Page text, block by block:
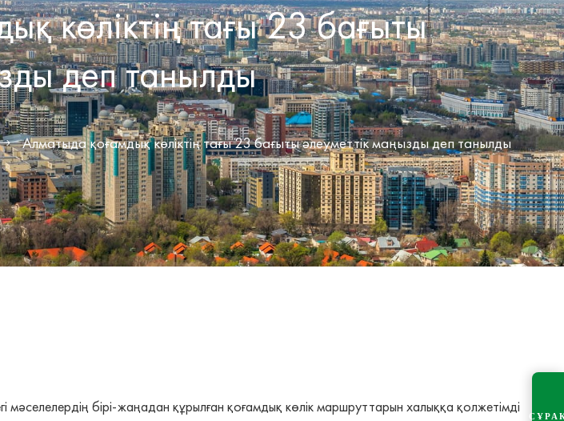
көліктің тағы 23 бағыты
деп танылды
Алматыда қоғамдық көліктің тағы 23 бағыты әлеуметтік маңызды деп танылды
бірі-жаңадан құрылған қоғамдық көлік маршруттарын халыққа қолжетімді